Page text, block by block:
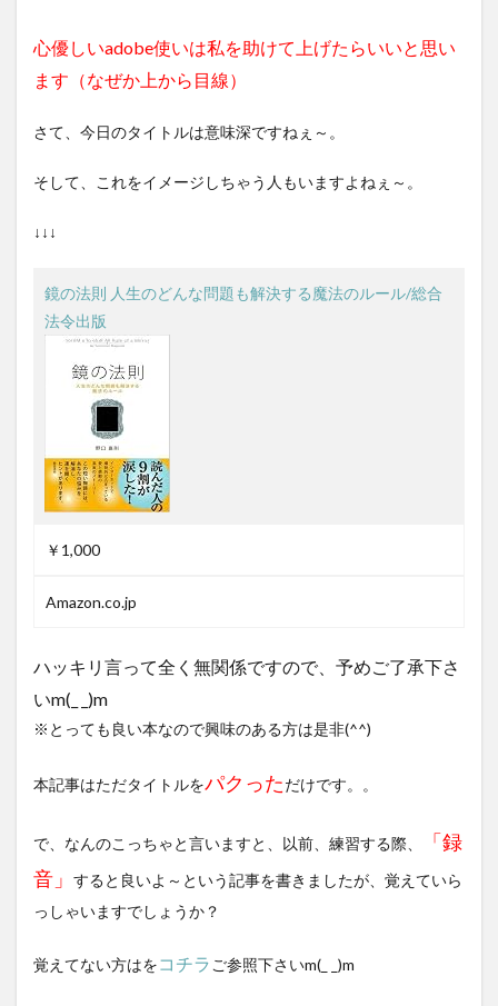
心優しいadobe使いは私を助けて上げたらいいと思い
ます（なぜか上から目線）
さて、今日のタイトルは意味深ですねぇ～。
そして、これをイメージしちゃう人もいますよねぇ～。
↓↓↓
鏡の法則 人生のどんな問題も解決する魔法のルール/総合
法令出版
￥1,000
Amazon.co.jp
ハッキリ言って全く無関係ですので、予めご了承下さ
いm(_ _)m
※とっても良い本なので興味のある方は是非(^^)
本記事はただタイトルをパクっただけです。。
で、なんのこっちゃと言いますと、以前、練習する際、
「録
音」 すると良いよ～という記事を書きましたが、覚えていら
っしゃいますでしょうか？
覚えてない方はをコチラ ご参照下さいm(_ _)m